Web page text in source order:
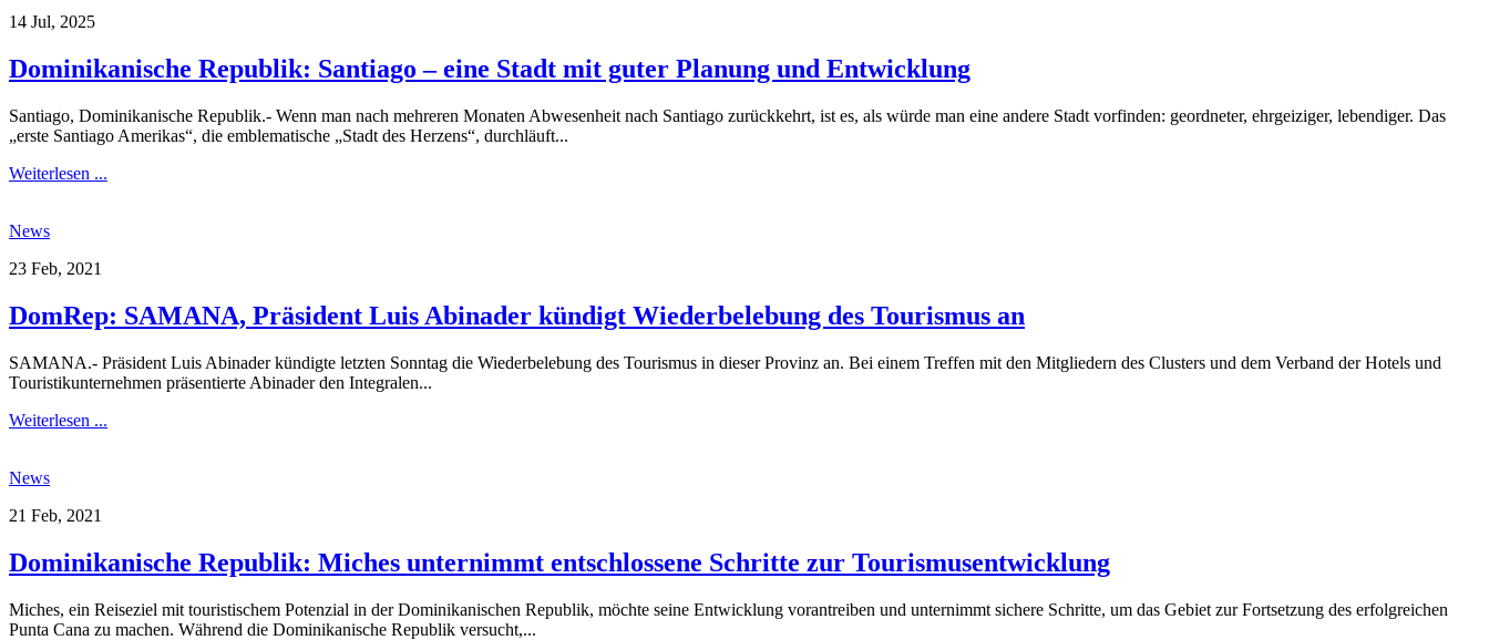
14 Jul, 2025
Dominikanische Republik: Santiago – eine Stadt mit guter Planung und Entwicklung
Santiago, Dominikanische Republik.- Wenn man nach mehreren Monaten Abwesenheit nach Santiago zurückkehrt, ist es, als würde man eine andere Stadt vorfinden: geordneter, ehrgeiziger, lebendiger. Das
„erste Santiago Amerikas“, die emblematische „Stadt des Herzens“, durchläuft...
Weiterlesen ...
News
23 Feb, 2021
DomRep: SAMANA, Präsident Luis Abinader kündigt Wiederbelebung des Tourismus an
SAMANA.- Präsident Luis Abinader kündigte letzten Sonntag die Wiederbelebung des Tourismus in dieser Provinz an. Bei einem Treffen mit den Mitgliedern des Clusters und dem Verband der Hotels und
Touristikunternehmen präsentierte Abinader den Integralen...
Weiterlesen ...
News
21 Feb, 2021
Dominikanische Republik: Miches unternimmt entschlossene Schritte zur Tourismusentwicklung
Miches, ein Reiseziel mit touristischem Potenzial in der Dominikanischen Republik, möchte seine Entwicklung vorantreiben und unternimmt sichere Schritte, um das Gebiet zur Fortsetzung des erfolgreichen
Punta Cana zu machen. Während die Dominikanische Republik versucht,...